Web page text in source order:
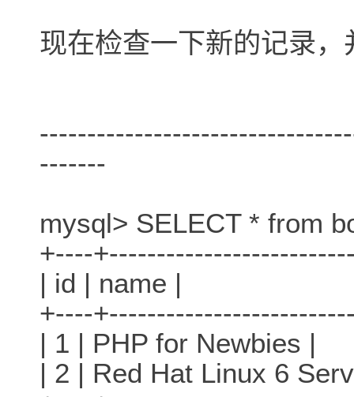
现在检查一下新的记录
-------
mysql> SELECT * from
+----
| id | name |
+----
| 1 | PHP for Newbies |
| 2 | Red Hat Linux 6